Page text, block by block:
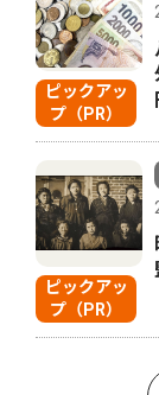
ピックアッ
プ（PR）
ピックアッ
プ（PR）